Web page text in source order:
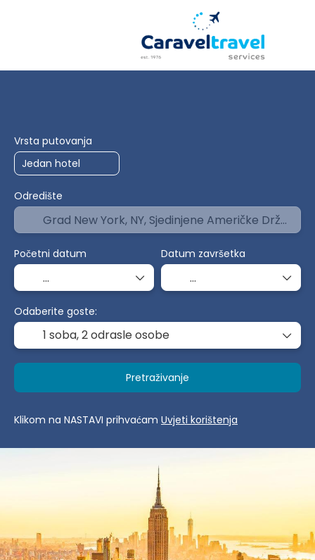
Vrsta putovanja
Odredište
Početni datum Datum završetka
Odaberite goste:
1 soba,2 odrasle osobe
Pretraživanje
Klikom na NASTAVI prihvaćam Uvjeti korištenja